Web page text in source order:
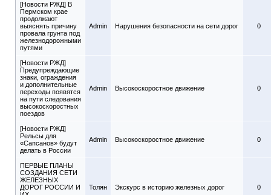
[Новости РЖД] В
Пермском крае
продолжают
выяснять причину
провала грунта под
железнодорожными
путями
Admin Нарушения безопасности на сети дорог 0
[Новости РЖД]
Предупреждающие
знаки, ограждения
и дополнительные
переходы появятся
на пути следования
высокоскоростных
поездов
Admin Высокоскоростное движение 0
[Новости РЖД]
Рельсы для
«Сапсанов» будут
делать в России
Admin Высокоскоростное движение 0
ПЕРВЫЕ ПЛАНЫ
СОЗДАНИЯ СЕТИ
ЖЕЛЕЗНЫХ
ДОРОГ РОССИИ И
Толян Экскурс в историю железных дорог 0